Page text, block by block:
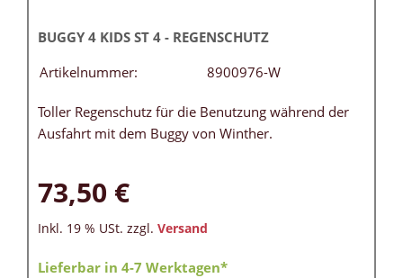
BUGGY 4 KIDS ST 4 - REGENSCHUTZ
Artikelnummer:
8900976-W
Toller Regenschutz für die Benutzung während der
Ausfahrt mit dem Buggy von Winther.
73,50 €
Inkl. 19 % USt. zzgl. Versand
Lieferbar in 4-7 Werktagen*